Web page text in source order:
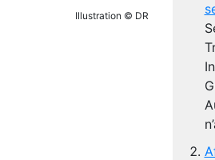
Illustration © DR